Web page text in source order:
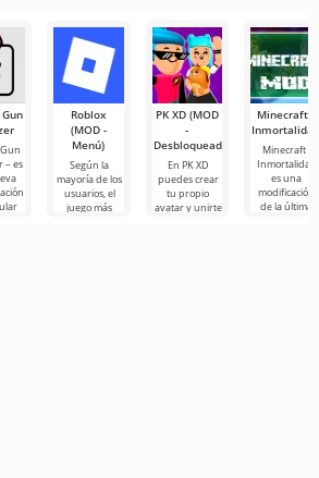
– es
Roblox
(MOD -
Menú)
Según la
mayoría de los
usuarios, el
juego más
PK XD (MOD
-
Desbloqueado)
En PK XD
puedes crear
tu propio
avatar y unirte
Minecraft -
Inmortalidad
Minecraft -
Inmortalidad
es una
modificación
de la última